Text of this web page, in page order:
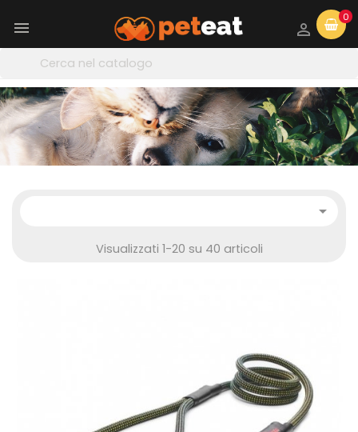

0


Visualizzati 1-20 su 40 articoli